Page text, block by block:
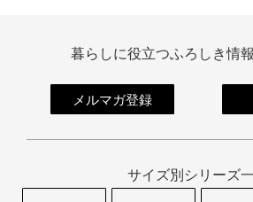
暮らしに役立つふろしき情
メルマガ登録
サイズ別シリーズ